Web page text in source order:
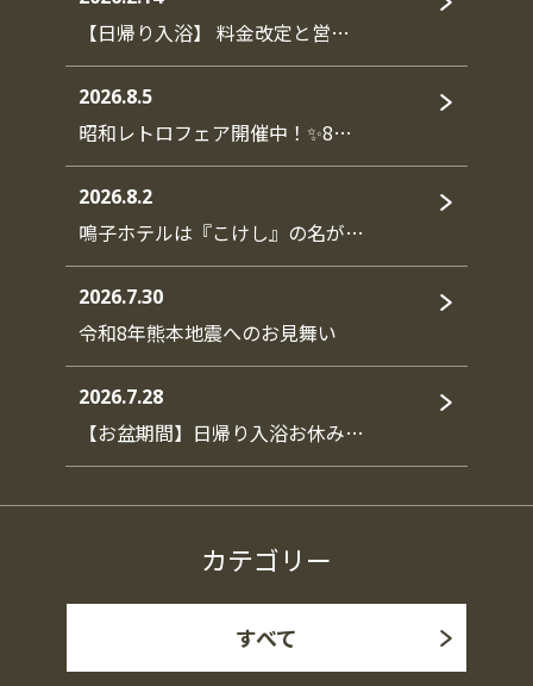
【日帰り入浴】 料金改定と営…
2026.8.5
昭和レトロフェア開催中！✨8…
2026.8.2
鳴子ホテルは『こけし』の名が…
2026.7.30
令和8年熊本地震へのお見舞い
2026.7.28
【お盆期間】日帰り入浴お休み…
カテゴリー
すべて